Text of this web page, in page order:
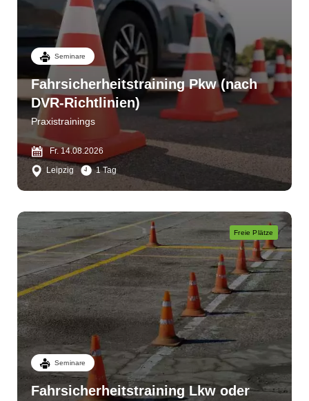
Seminare
Fahrsicherheitstraining Pkw (nach
DVR-Richtlinien)
Praxistrainings
Fr. 14.08.2026
Leipzig
1 Tag
Freie Plätze
Seminare
Fahrsicherheitstraining Lkw oder